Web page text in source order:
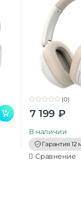
o
o
(0)
7 199 ₽
В наличии
Гарантия 12
Сравнение